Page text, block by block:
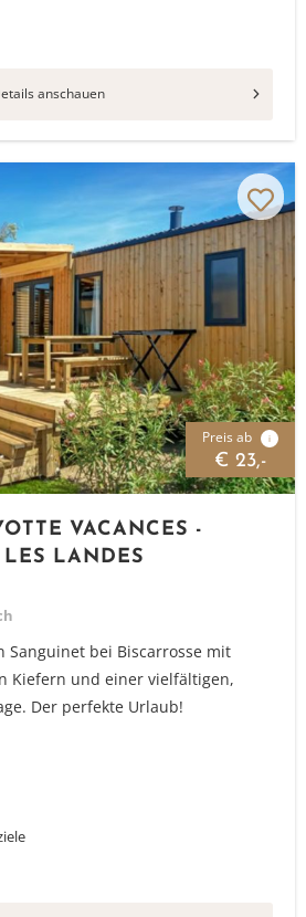
anschauen
Preis ab i
€ 23,-
VACANCES -
LANDES
Sanguinet bei Biscarrosse mit
Kiefern und einer vielfältigen,
Der perfekte Urlaub!